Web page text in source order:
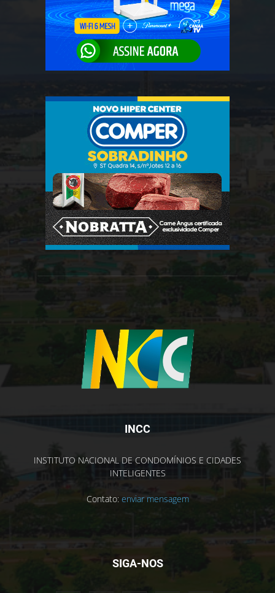
INCC
INSTITUTO NACIONAL DE CONDOMÍNIOS E CIDADES
INTELIGENTES
Contato: enviar mensagem
SIGA-NOS